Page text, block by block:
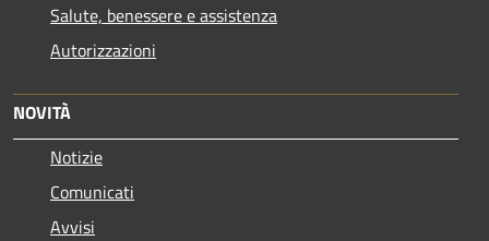
Salute, benessere e assistenza
Autorizzazioni
NOVITÀ
Notizie
Comunicati
Avvisi